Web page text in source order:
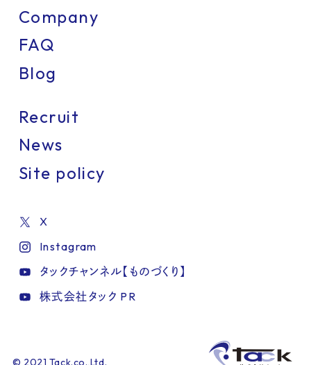
1小間 2小間 8-9小間
IT・情報機器 インテリア・生活雑貨
観光・ホテル・レストラン
印刷・包装・容器・文具
カラフル かわいい ナチュラル
Company
FAQ
Blog
Recruit
News
Site policy
© 2021 Tack.co.,Ltd.
X
Instagram
タックチャンネル【ものづくり】
株式会社タック PR